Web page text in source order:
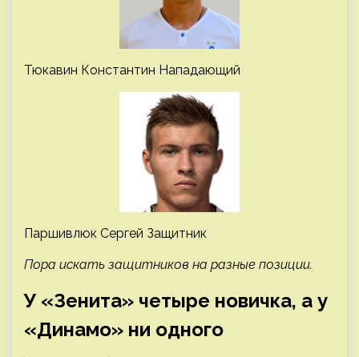
Тюкавин Константин Нападающий
Паршивлюк Сергей Защитник
Пора искать защитников на разные позиции.
У «Зенита» четыре новичка, а у
«Динамо» ни одного